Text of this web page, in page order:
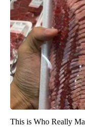
This is Who Really